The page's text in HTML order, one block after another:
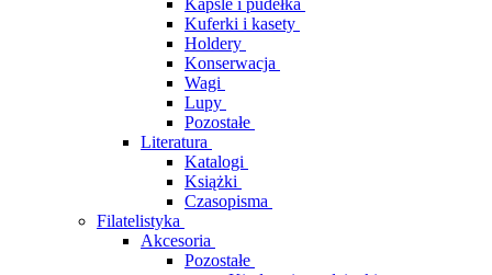
Kapsle i pudełka
Kuferki i kasety
Holdery
Konserwacja
Wagi
Lupy
Pozostałe
Literatura
Katalogi
Książki
Czasopisma
Filatelistyka
Akcesoria
Pozostałe